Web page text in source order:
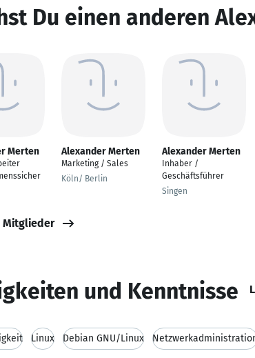
Du einen anderen
Merten Alexander Merten
Marketing / Sales
Köln/ Berlin
Alexander Merten
Inhaber /
Geschäftsführer
Singen
Mitglieder
und Kenntnisse
Linux Debian GNU/Linux